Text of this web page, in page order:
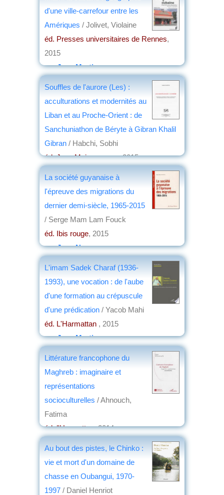
d'une ville-carrefour entre les
Amériques / Jolivet, Violaine
éd. Presses universitaires de Rennes,
2015
parJean Martin
Souffles de l'aurore (Les) :
acculturations et modernités au
Liban et au Proche-Orient : de
Sanchuniathon de Béryte à Gibran Khalil
Gibran / Habchi, Sobhi
éd. Jean Maisonneuve, 2015
La société guyanaise à
l'épreuve des migrations du
dernier demi-siècle, 1965-2015
/ Serge Mam Lam Fouck
éd. Ibis rouge, 2015
parJean Nemo
L'imam Sadek Charaf (1936-
1993), une vocation : de l'aube
d'une formation au crépuscule
d'une prédication / Yacob Mahi
éd. L'Harmattan , 2015
parJean Martin
Littérature francophone du
Maghreb : imaginaire et
représentations
socioculturelles / Ahnouch,
Fatima
éd. l'Harmattan, 2014
Au bout des pistes, le Chinko :
vie et mort d'un domaine de
chasse en Oubangui, 1970-
1997 / Daniel Henriot